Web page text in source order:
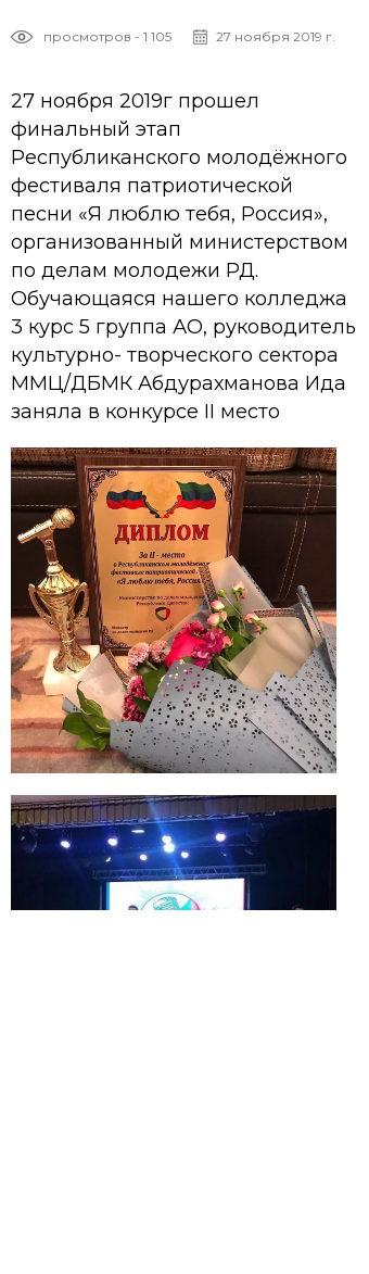
просмотров - 1 105 27 ноября 2019 г.
27 ноября 2019г прошел
финальный этап
Республиканского молодёжного
фестиваля патриотической
песни «Я люблю тебя, Россия»,
организованный министерством
по делам молодежи РД.
Обучающаяся нашего колледжа
3 курс 5 группа АО, руководитель
культурно- творческого сектора
ММЦ/ДБМК Абдурахманова Ида
заняла в конкурсе II место